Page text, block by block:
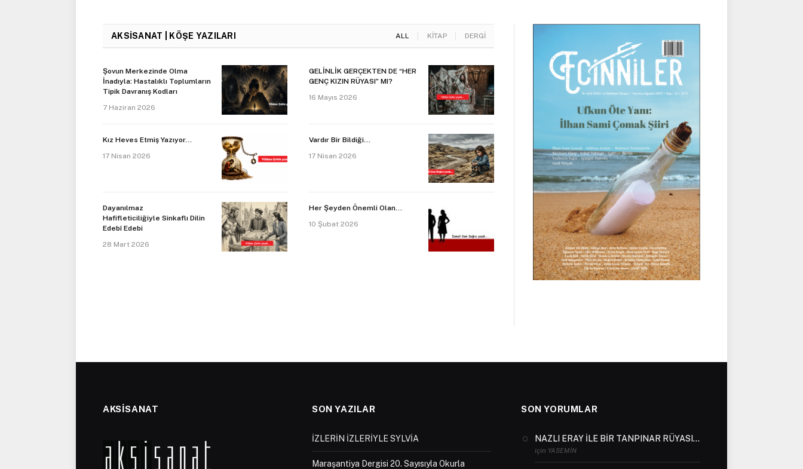
AKSISANAT | KÖŞE YAZILARI ALL KITAP DERGI
Şovun Merkezinde Olma
İnadıyla: Hastalıklı Toplumların
Tipik Davranış Kodları
7 Haziran 2026
GELİNLİK GERÇEKTEN DE “HER
GENÇ KIZIN RÜYASI” MI?
16 Mayıs 2026
Kız Heves Etmiş Yazıyor…
17 Nisan 2026
Vardır Bir Bildiği…
17 Nisan 2026
Dayanılmaz
Hafifleticiliğiyle Sinkaflı Dilin
Edebî Edebi
28 Mart 2026
Her Şeyden Önemli Olan…
10 Şubat 2026
AKSİSANAT SON YAZILAR
İZLERİN İZLERİYLE SYLVİA
Maraşantiya Dergisi 20. Sayısıyla Okurla
SON YORUMLAR
NAZLI ERAY İLE BİR TANPINAR RÜYASI…
için YASEMIN